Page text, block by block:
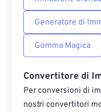
Generatore di
Gomma Magica
Convertitore di
Per conversioni di
nostri convertitori